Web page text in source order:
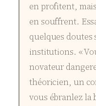
en profitent,
en souffrent.
quelques doutes
institutions. «
novateur
théoricien, un
vous ébranlez la